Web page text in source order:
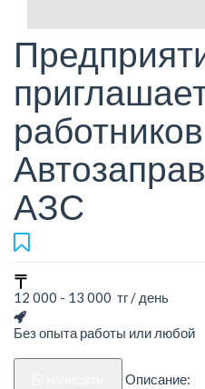
работников
АЗС
12 000 - 13 000 тг / день
Без опыта работы или любой
Описание: